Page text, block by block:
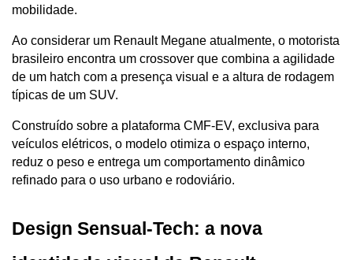
mobilidade.
Ao considerar um Renault Megane atualmente, o motorista
brasileiro encontra um crossover que combina a agilidade
de um hatch com a presença visual e a altura de rodagem
típicas de um SUV.
Construído sobre a plataforma CMF-EV, exclusiva para
veículos elétricos, o modelo otimiza o espaço interno,
reduz o peso e entrega um comportamento dinâmico
refinado para o uso urbano e rodoviário.
Design Sensual-Tech: a nova